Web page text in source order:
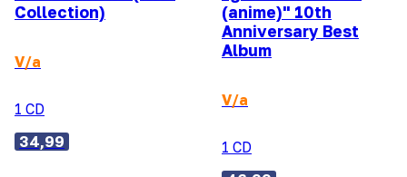
Collection)
V/a
1 CD
34,99
(anime)" 10th
Anniversary Best
Album
V/a
1 CD